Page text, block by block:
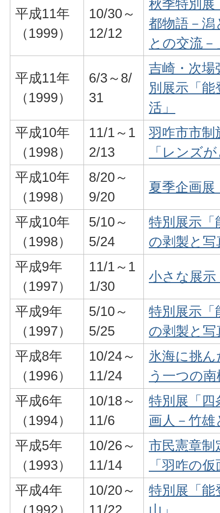
平成11年
（1999）
10/30～
12/12
秋季特別
都物語－
との交流－
平成11年
（1999）
6/3～8/
31
吉崎・次場
別展示「
活」
平成10年
（1998）
11/1～1
2/13
羽咋市市制
「レンズ
平成10年
（1998）
8/20～
9/20
夏季企画展
平成10年
（1998）
5/10～
5/24
特別展示
の剥製と写
平成9年
（1997）
11/1～1
1/30
小さな展示
平成9年
（1997）
5/10～
5/25
特別展示
の剥製と写
平成8年
（1996）
10/24～
11/24
氷海に挑
う一つの
平成6年
（1994）
10/18～
11/6
特別展「
画人－竹雄
平成5年
（1993）
10/26～
11/14
市民憲章制
「羽咋の
平成4年
（1992）
10/20～
11/22
特別展「能
山」